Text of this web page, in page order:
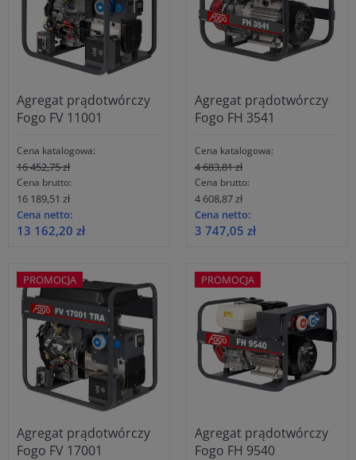
Agregat prądotwórczy
Fogo FV 11001
Cena katalogowa:
16 452,75 zł
Cena brutto:
16 189,51 zł
Cena netto:
13 162,20 zł
Agregat prądotwórczy
Fogo FH 3541
Cena katalogowa:
4 683,81 zł
Cena brutto:
4 608,87 zł
Cena netto:
3 747,05 zł
Agregat prądotwórczy
Fogo FV 17001
PROMOCJA
Agregat prądotwórczy
Fogo FH 9540
PROMOCJA